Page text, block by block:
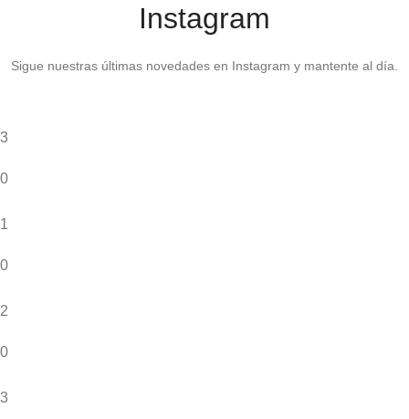
Instagram
Sigue nuestras últimas novedades en Instagram y mantente al día.
3
0
1
0
2
0
3